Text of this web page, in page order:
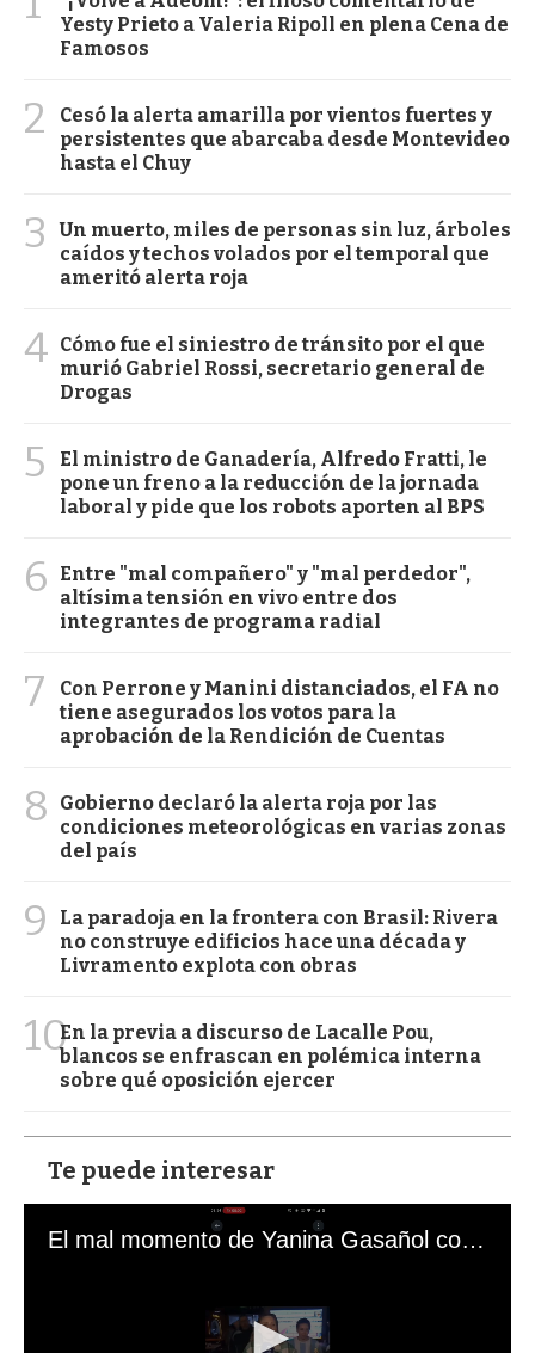
Yesty Prieto a Valeria Ripoll en plena Cena de
Famosos
2
Cesó la alerta amarilla por vientos fuertes y
persistentes que abarcaba desde Montevideo
hasta el Chuy
3
Un muerto, miles de personas sin luz, árboles
caídos y techos volados por el temporal que
ameritó alerta roja
4 Cómo fue el siniestro de tránsito por el que
murió Gabriel Rossi, secretario general de
Drogas
5
El ministro de Ganadería, Alfredo Fratti, le
pone un freno a la reducción de la jornada
laboral y pide que los robots aporten al BPS
6
Entre "mal compañero" y "mal perdedor",
altísima tensión en vivo entre dos
integrantes de programa radial
7
Con Perrone y Manini distanciados, el FA no
tiene asegurados los votos para la
aprobación de la Rendición de Cuentas
8
Gobierno declaró la alerta roja por las
condiciones meteorológicas en varias zonas
del país
9
La paradoja en la frontera con Brasil: Rivera
no construye edificios hace una década y
Livramento explota con obras
10En la previa a discurso de Lacalle Pou,
blancos se enfrascan en polémica interna
sobre qué oposición ejercer
Te puede interesar
El mal momento de Yanina Gasañol con un hincha argentino en "Subrayado"